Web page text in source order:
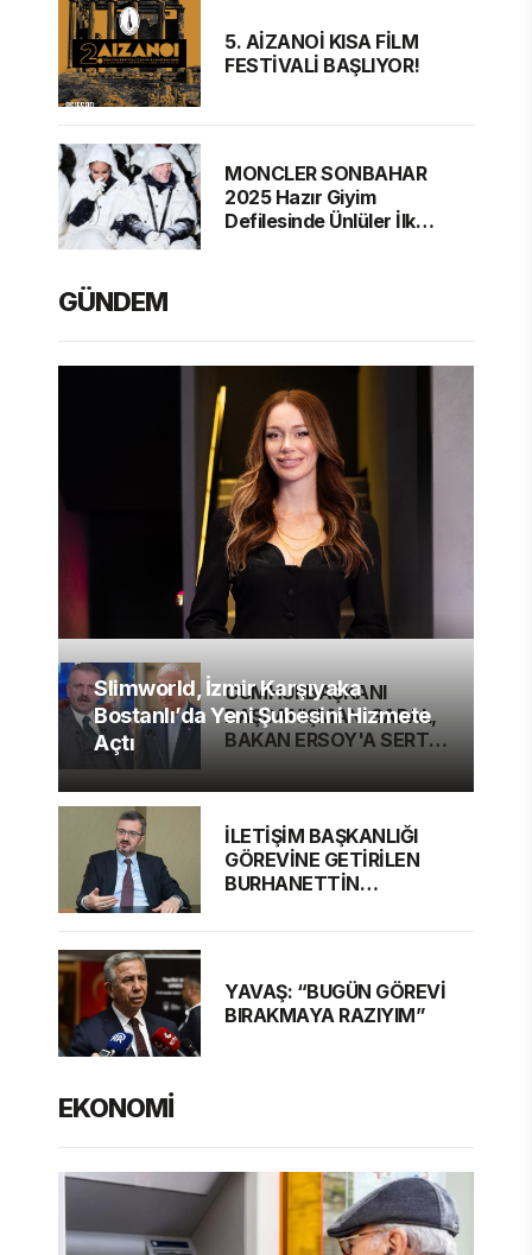
5. AİZANOİ KISA FİLM
FESTİVALİ BAŞLIYOR!
MONCLER SONBAHAR
2025 Hazır Giyim
Defilesinde Ünlüler İlk
GÜNDEM
Slimworld, İzmir Karşıyaka
Bostanlı’da Yeni Şubesini Hizmete
Açtı
CUMHURBAŞKANI
BAŞDANIŞMANI SARAL,
BAKAN ERSOY'A SERT
İLETİŞİM BAŞKANLIĞI
GÖREVİNE GETİRİLEN
BURHANETTİN
YAVAŞ: “BUGÜN GÖREVİ
BIRAKMAYA RAZIYIM”
EKONOMİ